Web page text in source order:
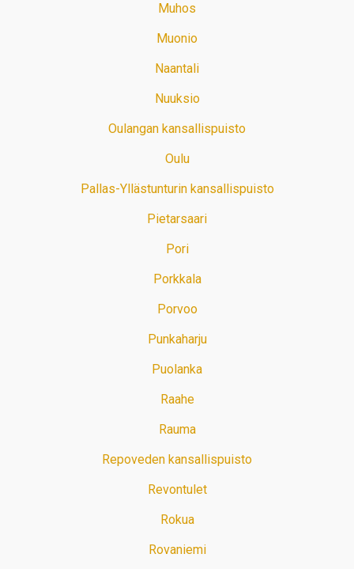
Muhos
Muonio
Naantali
Nuuksio
Oulangan kansallispuisto
Oulu
Pallas-Yllästunturin kansallispuisto
Pietarsaari
Pori
Porkkala
Porvoo
Punkaharju
Puolanka
Raahe
Rauma
Repoveden kansallispuisto
Revontulet
Rokua
Rovaniemi